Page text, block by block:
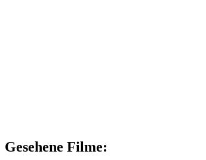
Gesehene Filme: